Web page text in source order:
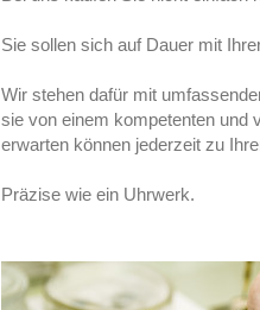
Sie sollen sich auf Dauer mit
Wir stehen dafür mit
sie von einem kompetenten und
erwarten können jederzeit zu
Präzise wie ein Uhrwerk.